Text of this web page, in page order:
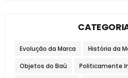
Evolução da Marca História da
Objetos do Baú Politicamente